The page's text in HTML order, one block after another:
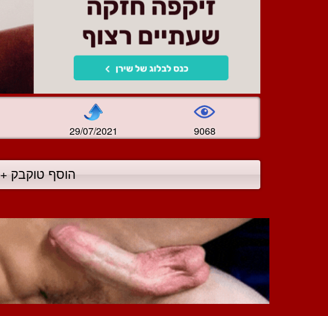
29/07/2021 9068
הוסף טוקבק +